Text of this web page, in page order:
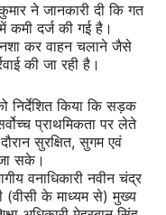
ने जानकारी दी कि गत
कमी दर्ज की गई है।
कर वाहन चलाने जैसे
की जा रही है।
निर्देशित किया कि सड़क
प्राथमिकता पर लेते
सुरक्षित, सुगम एवं
सके।
वनाधिकारी नवीन चंद्र
(वीसी के माध्यम से) मुख्य